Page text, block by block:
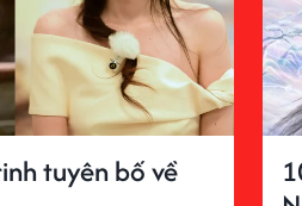
tuyên bố về